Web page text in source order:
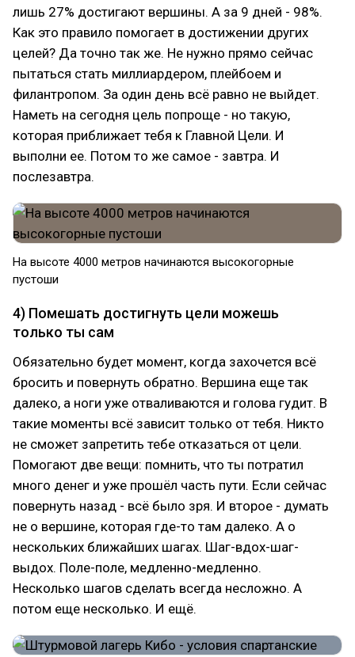
лишь 27% достигают вершины. А за 9 дней - 98%.
Как это правило помогает в достижении других
целей? Да точно так же. Не нужно прямо сейчас
пытаться стать миллиардером, плейбоем и
филантропом. За один день всё равно не выйдет.
Наметь на сегодня цель попроще - но такую,
которая приближает тебя к Главной Цели. И
выполни ее. Потом то же самое - завтра. И
послезавтра.
На высоте 4000 метров начинаются высокогорные
пустоши
4) Помешать достигнуть цели можешь
только ты сам
Обязательно будет момент, когда захочется всё
бросить и повернуть обратно. Вершина еще так
далеко, а ноги уже отваливаются и голова гудит. В
такие моменты всё зависит только от тебя. Никто
не сможет запретить тебе отказаться от цели.
Помогают две вещи: помнить, что ты потратил
много денег и уже прошёл часть пути. Если сейчас
повернуть назад - всё было зря. И второе - думать
не о вершине, которая где-то там далеко. А о
нескольких ближайших шагах. Шаг-вдох-шаг-
выдох. Поле-поле, медленно-медленно.
Несколько шагов сделать всегда несложно. А
потом еще несколько. И ещё.